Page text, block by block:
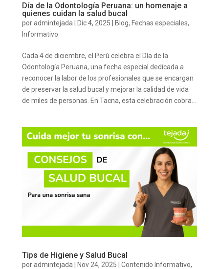
Día de la Odontología Peruana: un homenaje a
quienes cuidan la salud bucal
poradmintejada Dic 4, 2025 Blog, Fechas especiales,
Informativo
Cada 4 de diciembre, el Perú celebra el Día de la
Odontología Peruana, una fecha especial dedicada a
reconocer la labor de los profesionales que se encargan
de preservar la salud bucal y mejorar la calidad de vida
de miles de personas. En Tacna, esta celebración cobra...
Tips de Higiene y Salud Bucal
poradmintejada Nov 24, 2025 Contenido Informativo,